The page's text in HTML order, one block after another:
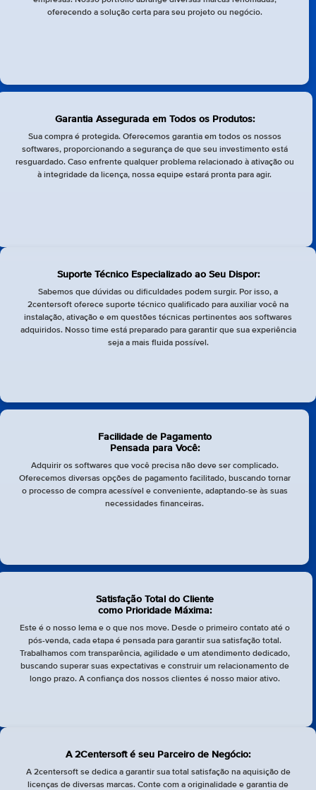
oferecendo a solução certa para seu projeto ou negócio.
Garantia Assegurada em Todos os Produtos:
Sua compra é protegida. Oferecemos garantia em todos os nossos
softwares, proporcionando a segurança de que seu investimento está
resguardado. Caso enfrente qualquer problema relacionado à ativação ou
à integridade da licença, nossa equipe estará pronta para agir.
Suporte Técnico Especializado ao Seu Dispor:
Sabemos que dúvidas ou dificuldades podem surgir. Por isso, a
2centersoft oferece suporte técnico qualificado para auxiliar você na
instalação, ativação e em questões técnicas pertinentes aos softwares
adquiridos. Nosso time está preparado para garantir que sua experiência
seja a mais fluida possível.
Facilidade de Pagamento
Pensada para Você:
Adquirir os softwares que você precisa não deve ser complicado.
Oferecemos diversas opções de pagamento facilitado, buscando tornar
o processo de compra acessível e conveniente, adaptando-se às suas
necessidades financeiras.
Satisfação Total do Cliente
como Prioridade Máxima:
Este é o nosso lema e o que nos move. Desde o primeiro contato até o
pós-venda, cada etapa é pensada para garantir sua satisfação total.
Trabalhamos com transparência, agilidade e um atendimento dedicado,
buscando superar suas expectativas e construir um relacionamento de
longo prazo. A confiança dos nossos clientes é nosso maior ativo.
A 2Centersoft é seu Parceiro de Negócio:
A 2centersoft se dedica a garantir sua total satisfação na aquisição de
licenças de diversas marcas. Conte com a originalidade e garantia de